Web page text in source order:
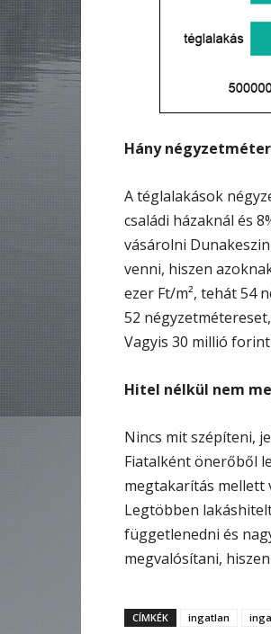
Hány
A téglalakások
családi házaknál és
vásárolni
venni, hiszen
ezer Ft/m², tehát 54
52
Vagyis 30 millió
Hitel nélkül nem
Nincs mit szépíteni,
Fiatalként önerőből
megtakarítás mellett
Legtöbben
függetlenedni és
megvalósítani,
CÍMKÉK ingatlan